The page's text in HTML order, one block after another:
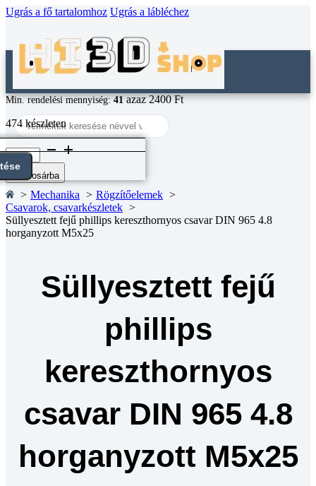
Ugrás a fő tartalomhoz Ugrás a lábléchez
Search
...
Min. rendelési mennyiség:41azaz 2400 Ft
474 készleten
Süllyesztett
fejű
phillips
kereszthornyos
csavar
DIN
965
4.8
mennyiség
Kosárba
Mechanika
Rögzítőelemek
Csavarok, csavarkészletek
Süllyesztett fejű phillips kereszthornyos csavar DIN 965 4.8
horganyzott M5x25
Süllyesztett fejű
phillips
kereszthornyos
csavar DIN 965 4.8
horganyzott M5x25